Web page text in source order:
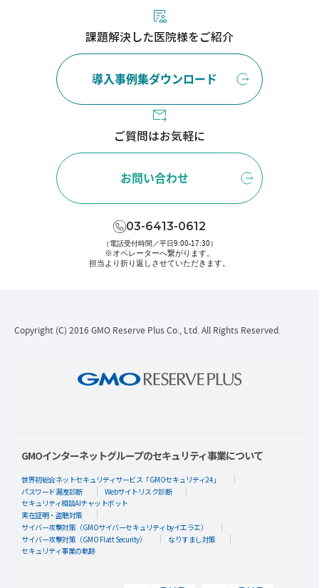
課題解決した医院様をご紹介
導入事例集ダウンロード
ご質問はお気軽に
お問い合わせ
03-6413-0612
（電話受付時間／平日9:00-17:30）
※オペレーターへ繋がります。
担当より折り返しさせていただきます。
Copyright (C) 2016 GMO Reserve Plus Co., Ltd. All Rights Reserved.
GMOインターネットグループのセキュリティ事業について
世界初総合ネットセキュリティサービス「GMOセキュリティ24」
パスワード漏洩診断
Webサイトリスク診断
セキュリティ相談AIチャットボット
実在証明・盗聴対策
サイバー攻撃対策（GMOサイバーセキュリティ byイエラエ）
サイバー攻撃対策（GMO Flatt Security）
なりすまし対策
セキュリティ事業の軌跡